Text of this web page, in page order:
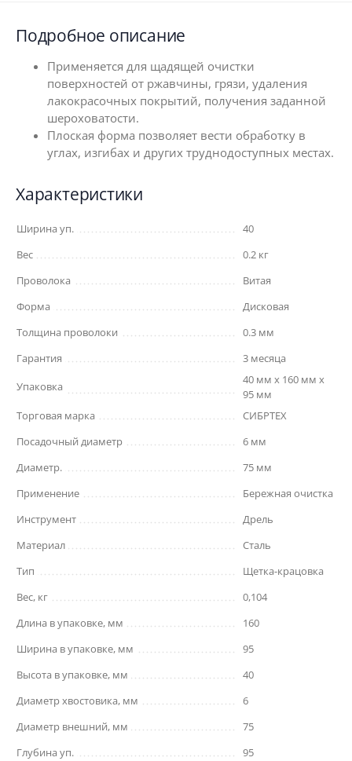
Подробное описание
Применяется для щадящей очистки
поверхностей от ржавчины, грязи, удаления
лакокрасочных покрытий, получения заданной
шероховатости.
Плоская форма позволяет вести обработку в
углах, изгибах и других труднодоступных местах.
Характеристики
Ширина уп.
40
Вес
0.2 кг
Проволока
Витая
Форма
Дисковая
Толщина проволоки
0.3 мм
Гарантия
3 месяца
Упаковка
40 мм x 160 мм x
95 мм
Торговая марка
СИБРТЕХ
Посадочный диаметр
6 мм
Диаметр.
75 мм
Применение
Бережная очистка
Инструмент
Дрель
Материал
Сталь
Тип
Щетка-крацовка
Вес, кг
0,104
Длина в упаковке, мм
160
Ширина в упаковке, мм
95
Высота в упаковке, мм
40
Диаметр хвостовика, мм
6
Диаметр внешний, мм
75
Глубина уп.
95